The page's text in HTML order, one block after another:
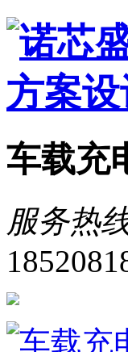
车载充
服务热